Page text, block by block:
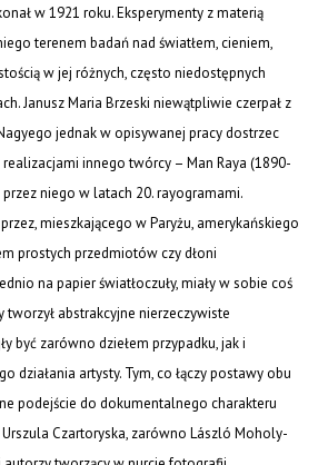
w 1921 roku. Eksperymenty z materią
terenem badań nad światłem, cieniem,
w jej różnych, często niedostępnych
Janusz Maria Brzeski niewątpliwie czerpał z
jednak w opisywanej pracy dostrzec
innego twórcy – Man Raya (1890-
niego w latach 20. rayogramami.
mieszkającego w Paryżu, amerykańskiego
prostych przedmiotów czy dłoni
na papier światłoczuły, miały w sobie coś
tworzył abstrakcyjne nierzeczywiste
być zarówno dziełem przypadku, jak i
działania artysty. Tym, co łączy postawy obu
podejście do dokumentalnego charakteru
Czartoryska, zarówno László Moholy-